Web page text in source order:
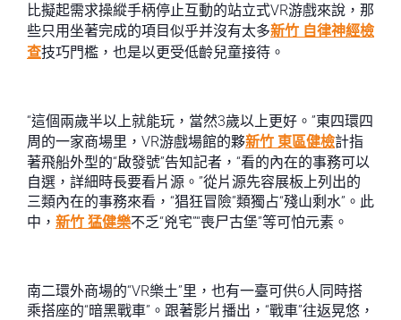
比擬起需求操縱手柄停止互動的站立式VR游戲來說，那
些只用坐著完成的項目似乎并沒有太多新竹 自律神經檢
查技巧門檻，也是以更受低齡兒童接待。
“這個兩歲半以上就能玩，當然3歲以上更好。”東四環四
周的一家商場里，VR游戲場館的夥新竹 東區健檢計指
著飛船外型的“啟發號”告知記者，“看的內在的事務可以
自選，詳細時長要看片源。”從片源先容展板上列出的
三類內在的事務來看，“猖狂冒險”類獨占“殘山剩水”。此
中， 新竹 猛健樂不乏“兇宅”“喪尸古堡”等可怕元素。
南二環外商場的“VR樂土”里，也有一臺可供6人同時搭
乘搭座的“暗黑戰車”。跟著影片播出，“戰車”往返晃悠，